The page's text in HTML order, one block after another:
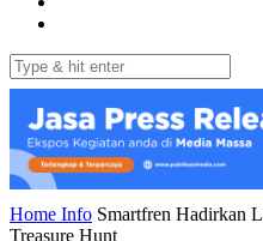
Home Info Smartfren Hadirkan
Treasure Hunt